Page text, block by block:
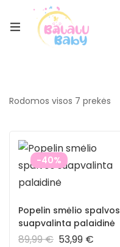
Rodomos visos 7 prekės
-40%
Popelin smėlio spalvos
suapvalinta palaidinė
89,99€ 53,99 €